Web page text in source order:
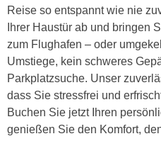
Reise so entspannt wie nie
Ihrer Haustür ab und bringen
zum Flughafen – oder
Umstiege, kein schweres
Parkplatzsuche. Unser
dass Sie stressfrei und
Buchen Sie jetzt Ihren
genießen Sie den Komfort,